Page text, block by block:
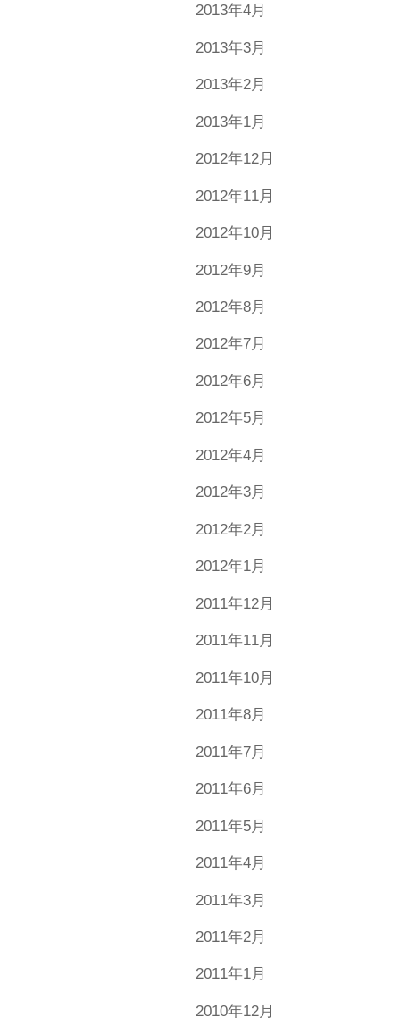
2013年4月
2013年3月
2013年2月
2013年1月
2012年12月
2012年11月
2012年10月
2012年9月
2012年8月
2012年7月
2012年6月
2012年5月
2012年4月
2012年3月
2012年2月
2012年1月
2011年12月
2011年11月
2011年10月
2011年8月
2011年7月
2011年6月
2011年5月
2011年4月
2011年3月
2011年2月
2011年1月
2010年12月